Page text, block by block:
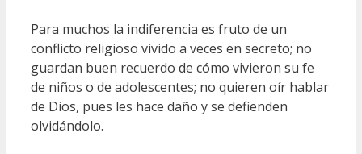
Para muchos la indiferencia es fruto de un
conflicto religioso vivido a veces en secreto; no
guardan buen recuerdo de cómo vivieron su fe
de niños o de adolescentes; no quieren oír hablar
de Dios, pues les hace daño y se defienden
olvidándolo.